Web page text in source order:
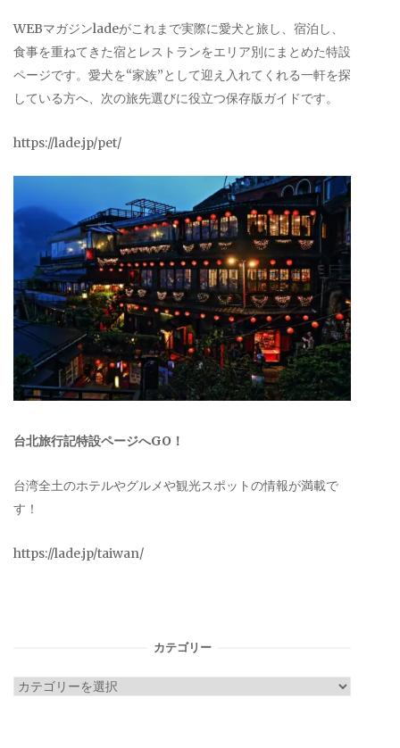
WEBマガジンladeがこれまで実際に愛犬と旅し、宿泊し、
食事を重ねてきた宿とレストランをエリア別にまとめた特設
ページです。愛犬を“家族”として迎え入れてくれる一軒を探
している方へ、次の旅先選びに役立つ保存版ガイドです。
https://lade.jp/pet/
台北旅行記特設ページへGO！
台湾全土のホテルやグルメや観光スポットの情報が満載で
す！
https://lade.jp/taiwan/
カテゴリー
カ